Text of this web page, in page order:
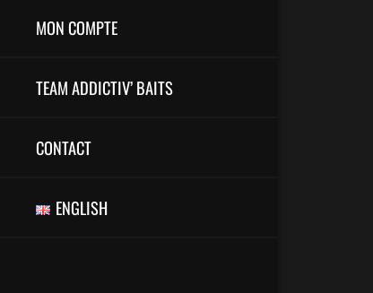
MON COMPTE
TEAM ADDICTIV’ BAITS
CONTACT
ENGLISH